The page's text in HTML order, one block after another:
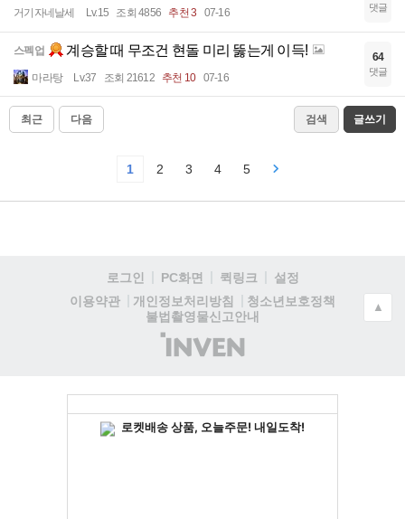
거기자네날세 Lv.15 조회 4856 추천 3 07-16 댓글
스펙업 계승할 때 무조건 현돌 미리 뚫는게 이득!
마라탕 Lv.37 조회 21612 추천 10 07-16
64
댓글
최근 다음 검색 글쓰기
1 2 3 4 5
로그인 PC화면 퀵링크
설정
이용약관
개인정보처리방침
청소년보호정책
불법촬영물신고안내
(주)
인
▲